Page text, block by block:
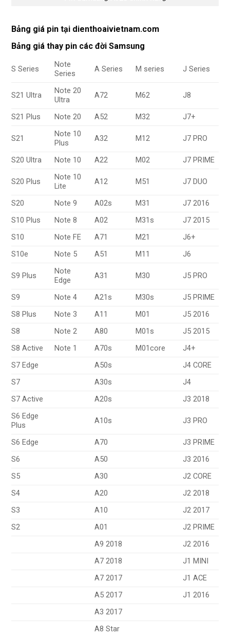
Bảng giá pin tại dienthoaivietnam.com
Bảng giá thay pin các đời Samsung
S Series
Note
Series
A Series M series J Series
S21 Ultra
Note 20
Ultra
A72 M62 J8
S21 Plus Note 20 A52 M32 J7+
S21
Note 10
Plus
A32 M12 J7 PRO
S20 Ultra Note 10 A22 M02 J7 PRIME
S20 Plus
Note 10
Lite
A12 M51 J7 DUO
S20 Note 9 A02s M31
J7 2016
S10 Plus
Note 8 A02 M31s
J7 2015
S10
Note FE A71 M21
J6+
S10e
Note 5 A51 M11 J6
S9 Plus
Note
Edge
A31 M30 J5 PRO
S9 Note 4 A21s M30s
J5 PRIME
S8 Plus
Note 3 A11 M01
J5 2016
S8
Note 2 A80 M01s
J5 2015
S8 Active
Note 1 A70s M01core
J4+
S7 Edge
A50s
J4 CORE
S7
A30s
J4
S7 Active
A20s
J3 2018
S6 Edge
Plus
A10s J3 PRO
S6 Edge A70
J3 PRIME
S6
A50
J3 2016
S5
A30
J2 CORE
S4
A20
J2 2018
S3
A10
J2 2017
S2
A01
J2 PRIME
A9 2018
J2 2016
A7 2018
J1 MINI
A7 2017
J1 ACE
A5 2017
J1 2016
A3 2017
A8 Star